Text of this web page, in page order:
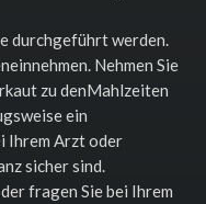
durchgeführt werden.
Nehmen Sie
zu denMahlzeiten
ein
Ihrem Arzt oder
sicher sind.
fragen Sie bei Ihrem